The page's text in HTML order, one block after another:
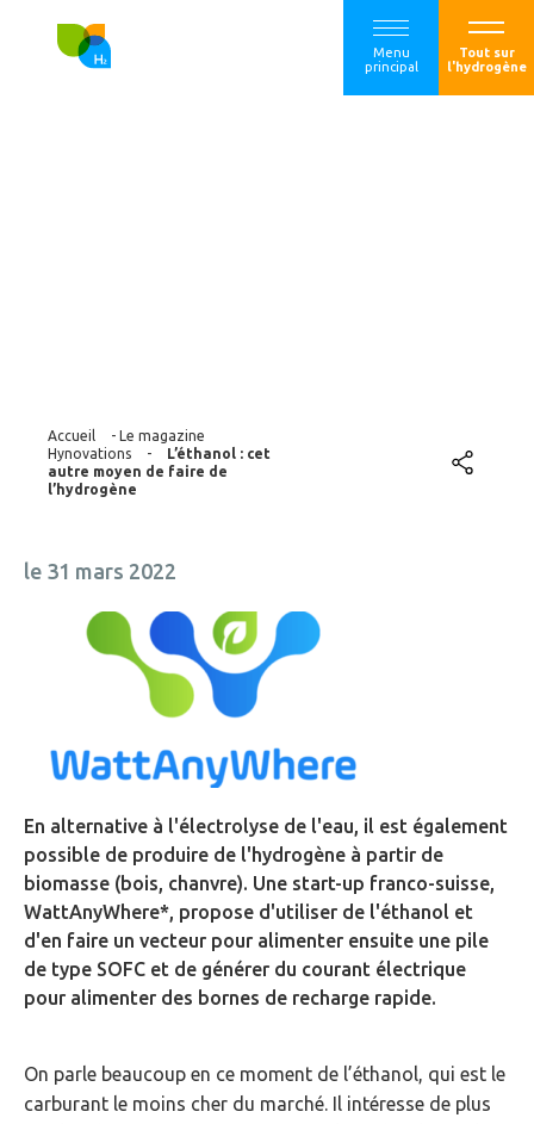
Menu
principal
Tout sur
l'hydrogène
Accueil - Le magazine
Hynovations
-
L’éthanol : cet
autre moyen de faire de
l’hydrogène
le 31 mars 2022
En alternative à l'électrolyse de l'eau, il est également
possible de produire de l'hydrogène à partir de
biomasse (bois, chanvre). Une start-up franco-suisse,
WattAnyWhere*, propose d'utiliser de l'éthanol et
d'en faire un vecteur pour alimenter ensuite une pile
de type SOFC et de générer du courant électrique
pour alimenter des bornes de recharge rapide.
On parle beaucoup en ce moment de l’éthanol, qui est le
carburant le moins cher du marché. Il intéresse de plus